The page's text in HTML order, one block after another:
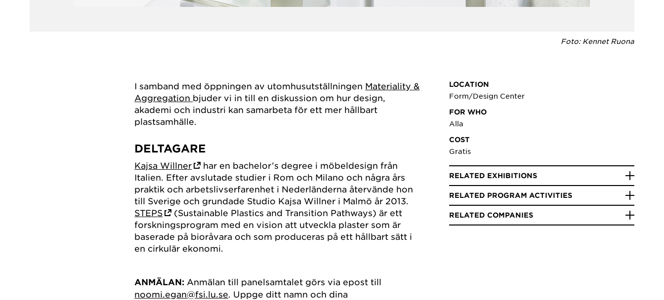
Foto: Kennet Ruona
I samband med öppningen av utomhusutställningen Materiality &
Aggregation bjuder vi in till en diskussion om hur design,
akademi och industri kan samarbeta för ett mer hållbart
plastsamhälle.
DELTAGARE
Kajsa Willner
har en bachelor’s degree i möbeldesign från
Italien. Efter avslutade studier i Rom och Milano och några års
praktik och arbetslivserfarenhet i Nederländerna återvände hon
till Sverige och grundade Studio Kajsa Willner i Malmö år 2013.
STEPS
(Sustainable Plastics and Transition Pathways) är ett
forskningsprogram med en vision att utveckla plaster som är
baserade på bioråvara och som produceras på ett hållbart sätt i
en cirkulär ekonomi.
ANMÄLAN: Anmälan till panelsamtalet görs via epost till
noomi.egan@fsi.lu.se . Uppge ditt namn och dina
LOCATION
Form/Design Center
FOR WHO
Alla
COST
Gratis
RELATED EXHIBITIONS
RELATED PROGRAM ACTIVITIES
RELATED COMPANIES